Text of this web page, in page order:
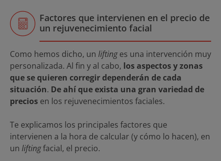
Factores que intervienen en el precio de
un rejuvenecimiento facial
Como hemos dicho, un liftinges una intervención muy
personalizada. Al fin y al cabo, los aspectos y zonas
que se quieren corregir dependerán de cada
situación. De ahí que exista una gran variedad de
precios en los rejuvenecimientos faciales.
Te explicamos los principales factores que
intervienen a la hora de calcular (y cómo lo hacen), en
un liftingfacial, el precio.